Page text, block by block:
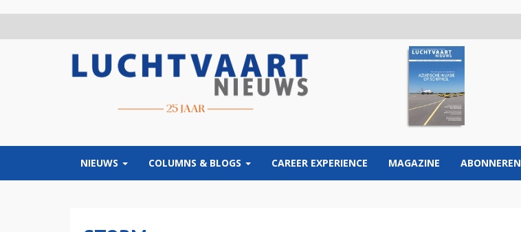
NIEUWS COLUMNS & BLOGS CAREER EXPERIENCE MAGAZINE ABONNEREN